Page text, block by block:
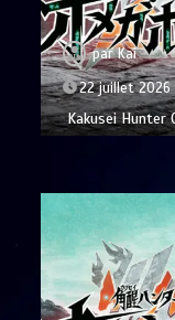
parKai
22 juillet 2026
Kakusei Hunter